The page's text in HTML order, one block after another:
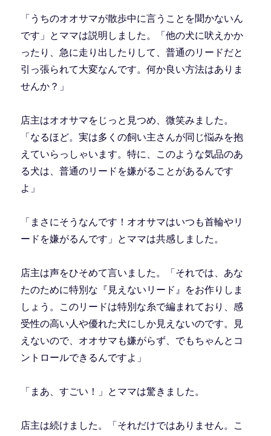
「うちのオオサマが散歩中に言うことを聞かないん
です」とママは説明しました。「他の犬に吠えかか
ったり、急に走り出したりして、普通のリードだと
引っ張られて大変なんです。何か良い方法はありま
せんか？」
店主はオオサマをじっと見つめ、微笑みました。
「なるほど。実は多くの飼い主さんが同じ悩みを抱
えていらっしゃいます。特に、このような気品のあ
る犬は、普通のリードを嫌がることがあるんです
よ」
「まさにそうなんです！オオサマはいつも首輪やリ
ードを嫌がるんです」とママは共感しました。
店主は声をひそめて言いました。「それでは、あな
たのために特別な『見えないリード』をお作りしま
しょう。このリードは特別な糸で編まれており、感
受性の高い人や優れた犬にしか見えないのです。見
えないので、オオサマも嫌がらず、でもちゃんとコ
ントロールできるんですよ」
「まあ、すごい！」とママは驚きました。
店主は続けました。「それだけではありません。こ